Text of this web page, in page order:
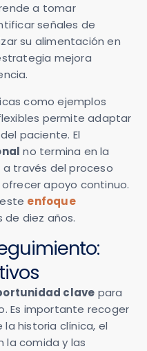
a tomar
señales de
su alimentación en
mejora
como ejemplos
permite adaptar
paciente. El
no termina en la
a través del proceso
apoyo continuo.
enfoque
diez años.
clave para
Es importante recoger
historia clínica, el
la comida y las